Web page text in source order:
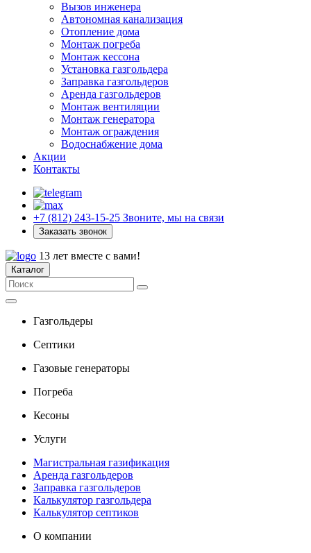
Вызов инженера
Автономная канализация
Отопление дома
Монтаж погреба
Монтаж кессона
Установка газгольдера
Заправка газгольдеров
Аренда газгольдеров
Монтаж вентиляции
Монтаж генератора
Монтаж ограждения
Водоснабжение дома
Акции
Контакты
+7 (812) 243-15-25 Звоните, мы на связи
Заказать звонок
13 лет вместе с вами!
Каталог
Газгольдеры
Септики
Газовые генераторы
Погреба
Кесоны
Услуги
Магистральная газификация
Аренда газгольдеров
Заправка газгольдеров
Калькулятор газгольдера
Калькулятор септиков
О компании